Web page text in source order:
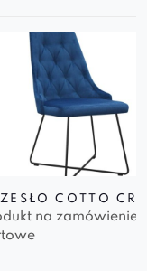
COTTO
na zamówienie